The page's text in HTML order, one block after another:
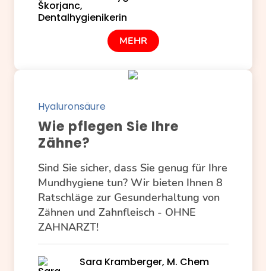
MEHR
Hyaluronsäure
Wie pflegen Sie Ihre
Zähne?
Sind Sie sicher, dass Sie genug für Ihre
Mundhygiene tun? Wir bieten Ihnen 8
Ratschläge zur Gesunderhaltung von
Zähnen und Zahnfleisch - OHNE
ZAHNARZT!
Sara Kramberger, M. Chem